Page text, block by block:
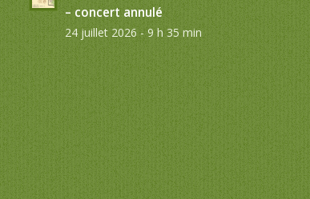
– concert annulé
24 juillet 2026 - 9 h 35 min